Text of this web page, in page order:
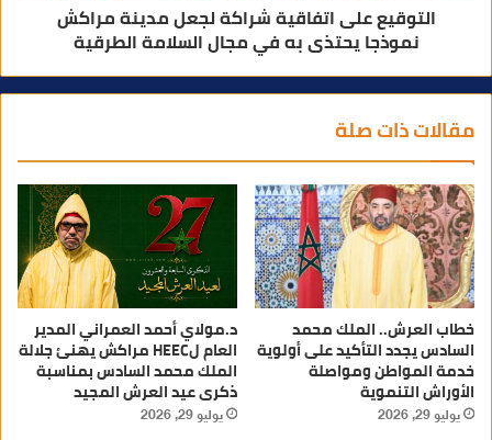
التوقيع على اتفاقية شراكة لجعل مدينة مراكش
نموذجا يحتذى به في مجال السلامة الطرقية
مقالات ذات صلة
خطاب العرش.. الملك محمد
السادس يجدد التأكيد على أولوية
خدمة المواطن ومواصلة
الأوراش التنموية
يوليو 29, 2026
د.مولاي أحمد العمراني المدير
العام لHEEC مراكش يهنئ جلالة
الملك محمد السادس بمناسبة
ذكرى عيد العرش المجيد
يوليو 29, 2026